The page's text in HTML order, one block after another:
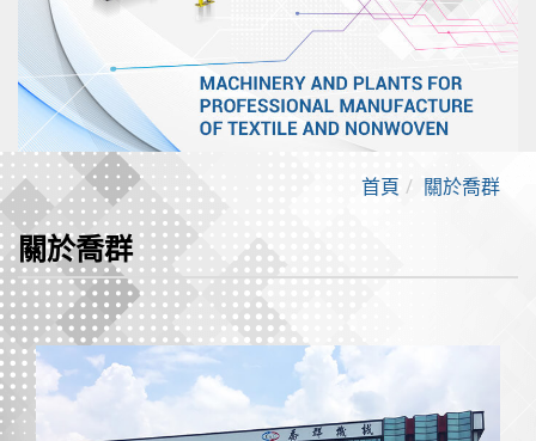
首頁 關於喬群
關於喬群